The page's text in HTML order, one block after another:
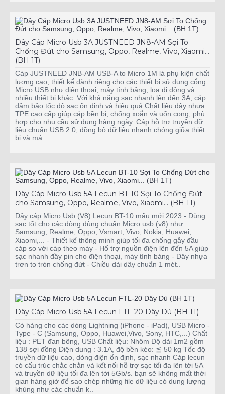
Dây Cáp Micro Usb 3A JUSTNEED JN8-AM Sợi To
Chống Đứt cho Samsung, Oppo, Realme, Vivo, Xiaomi...
(BH 1T)
Cáp JUSTNEED JNB-AM USB-A to Micro 1M là phụ kiện chất
lượng cao, thiết kế dành riêng cho các thiết bị sử dụng cổng
Micro USB như điện thoại, máy tính bảng, loa di động và
nhiều thiết bị khác. Với khả năng sạc nhanh lên đến 3A, cáp
đảm bảo tốc độ sạc ổn định và hiệu quả.Chất liệu dây nhựa
TPE cao cấp giúp cáp bền bỉ, chống xoắn và uốn cong, phù
hợp cho nhu cầu sử dụng hàng ngày. Cáp hỗ trợ truyền dữ
liệu chuẩn USB 2.0, đồng bộ dữ liệu nhanh chóng giữa thiết
bị và má..
Dây Cáp Micro Usb 5A Lecun BT-10 Sợi To Chống Đứt
cho Samsung, Oppo, Realme, Vivo, Xiaomi... (BH 1T)
Dây cáp Micro Usb (V8) Lecun BT-10 mẩu mới 2023 - Dùng
sạc tốt cho các dòng dùng chuẩn Micro usb (v8) như:
Samsung, Realme, Oppo, Vsmart, Vivo, Nokia, Huawei,
Xiaomi,... - Thiết kế thông minh giúp tối đa chống gẫy đầu
cáp so với cáp theo máy - Hổ trợ nguồn điện lên đến 5A giúp
sạc nhanh đầy pin cho điện thoại, máy tính bảng - Dây nhựa
trơn to tròn chống đứt - Chiều dài dây chuẩn 1 mét..
Dây Cáp Micro Usb 5A Lecun FTL-20 Dây Dù (BH 1T)
Có hàng cho các dòng Lightning (iPhone - iPad), USB Micro -
Type - C (Samsung, Oppo, Huawei,Vivo, Sony, HTC,...) Chất
liệu : PET đan bông, USB Chất liệu: Nhôm Độ dài 1m2 gồm
138 sợi đồng Điện dung : 3.1A, độ bền kéo: ≦ 50 kg Tốc độ
truyền dữ liệu cao, dòng điện ổn định, sạc nhanh Cáp lecun
có cấu trúc chắc chắn và kết nối hỗ trợ sạc tối đa lên tới 5A
và truyền dữ liệu tối đa lên tới 5Gb/s. bạn sẽ không mất thời
gian hàng giờ để sao chép những file dữ liệu có dung lượng
khủng như các chuẩn k..